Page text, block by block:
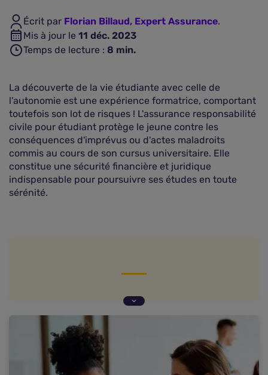
Écrit par Florian Billaud, Expert Assurance.
Mis à jour le 11 déc. 2023
Temps de lecture : 8 min.
La découverte de la vie étudiante avec celle de
l'autonomie est une expérience formatrice, comportant
toutefois son lot de risques ! L'assurance responsabilité
civile pour étudiant protège le jeune contre les
conséquences d'imprévus ou d'actes maladroits
commis au cours de son cursus universitaire. Elle
constitue une sécurité financière et juridique
indispensable pour poursuivre ses études en toute
sérénité.
L'assurance responsabilité civile pour étudiant
est-elle obligatoire ?
Comment souscrire une assurance
responsabilité civile pour étudiant ?